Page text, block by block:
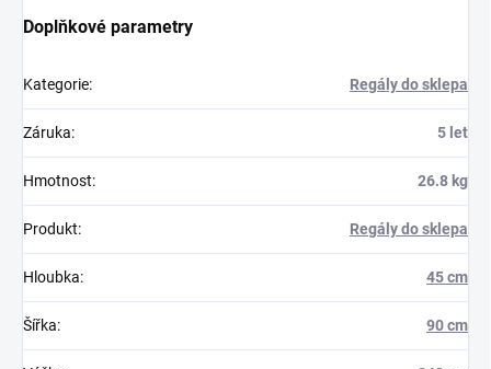
Doplňkové parametry
Kategorie: Regály do sklepa
Záruka: 5 let
Hmotnost: 26.8 kg
Produkt: Regály do sklepa
Hloubka: 45 cm
Šířka: 90 cm